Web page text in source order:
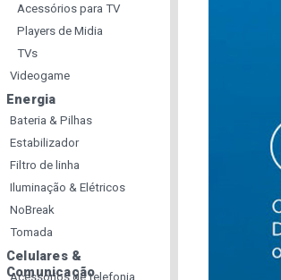
Acessórios para TV
Players de Midia
TVs
Videogame
Energia
Bateria & Pilhas
Estabilizador
Filtro de linha
Iluminação & Elétricos
NoBreak
Tomada
Celulares &
Comunicação
Acessorios de telefonia